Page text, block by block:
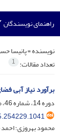
راهنمای نویسندگان
نویسنده =پانیسا
تعداد مقالات: 1
برآورد نیاز آبی
دوره 14، شماره 46، مرداد 1404، صفحه
محمود بهروزی؛